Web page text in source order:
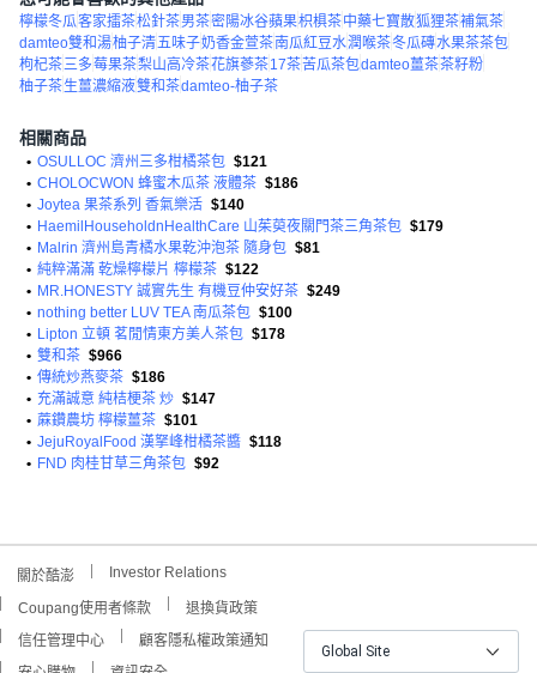
檸檬冬瓜客家擂茶松針茶男茶密陽冰谷蘋果枳椇茶中藥七寶散狐狸茶補氣茶
damteo雙和湯柚子清五味子奶香金萱茶南瓜紅豆水潤喉茶冬瓜磚水果茶茶包
枸杞茶三多莓果茶梨山高冷茶花旗蔘茶17茶苦瓜茶包damteo薑茶茶籽粉
柚子茶生薑濃縮液雙和茶damteo-柚子茶
相關商品
• OSULLOC 濟州三多柑橘茶包 $121
• CHOLOCWON 蜂蜜木瓜茶 液體茶 $186
• Joytea 果茶系列 香氣樂活 $140
• HaemilHouseholdnHealthCare 山茱萸夜關門茶三角茶包 $179
• Malrin 濟州島青橘水果乾沖泡茶 隨身包 $81
• 純粹滿滿 乾燥檸檬片 檸檬茶 $122
• MR.HONESTY 誠實先生 有機豆仲安好茶 $249
• nothing better LUV TEA 南瓜茶包 $100
• Lipton 立頓 茗閒情東方美人茶包 $178
• 雙和茶 $966
• 傳統炒燕麥茶 $186
• 充滿誠意 純桔梗茶 炒 $147
• 蔴鑽農坊 檸檬薑茶 $101
• JejuRoyalFood 漢拏峰柑橘茶醬 $118
• FND 肉桂甘草三角茶包 $92
關於酷澎 Investor Relations
Coupang使用者條款
退換貨政策
信任管理中心
顧客隱私權政策通知
Global Site